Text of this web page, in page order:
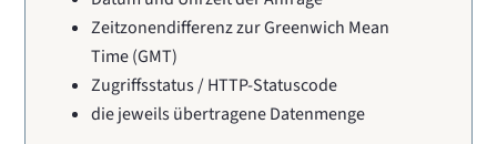
Zeitzonendifferenz zur Greenwich Mean
Time (GMT)
Zugriffsstatus / HTTP-Statuscode
die jeweils übertragene Datenmenge